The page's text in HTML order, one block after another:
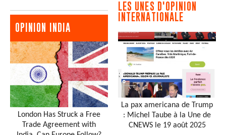
OPINION INDIA
London Has Struck a Free
Trade Agreement with
LES UNES D'OPINION
INTERNATIONALE
La pax americana de Trump
: Michel Taube à la Une de
CNEWS le 19 août 2025